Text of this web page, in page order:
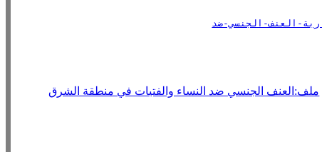
ملف:العنف الجنسي ضد النساء والفتيات في منطقة الشرق